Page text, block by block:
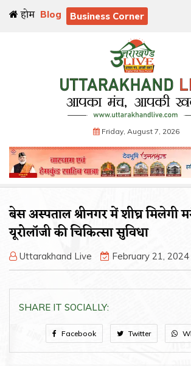
होम Blog Business Corner
Friday, August 7, 2026
बेस अस्पताल श्रीनगर में शीघ्र मिलेगी
यूरोलॉजी की चिकित्सा सुविधा
Uttarakhand Live February 21, 2024
SHARE IT SOCIALLY:
Facebook Twitter